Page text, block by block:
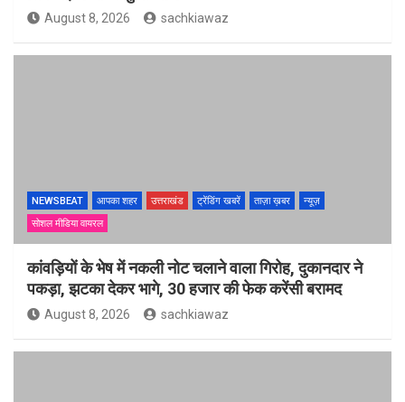
August 8, 2026 sachkiawaz
NEWSBEAT आपका शहर उत्तराखंड ट्रेंडिंग खबरें ताज़ा ख़बर
न्यूज़
सोशल मीडिया वायरल
कांवड़ियों के भेष में नकली नोट चलाने वाला गिरोह, दुकानदार ने
पकड़ा, झटका देकर भागे, 30 हजार की फेक करेंसी बरामद
August 8, 2026 sachkiawaz